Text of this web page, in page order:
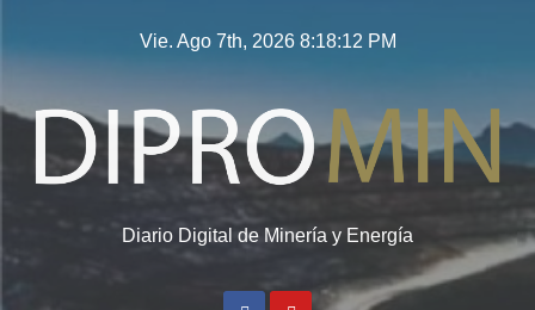
Vie. Ago 7th, 2026 8:18:13 PM
Diario Digital de Minería y Energía